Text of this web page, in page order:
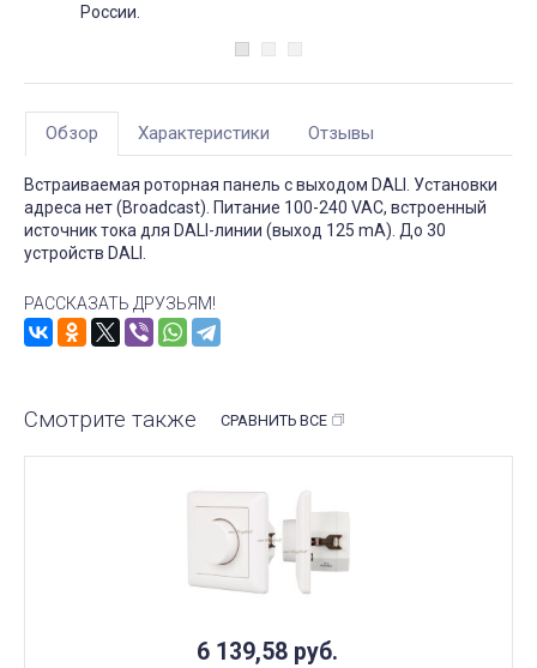
России.
Обзор Характеристики Отзывы
Встраиваемая роторная панель с выходом DALI. Установки
адреса нет (Broadcast). Питание 100-240 VAC, встроенный
источник тока для DALI-линии (выход 125 mA). До 30
устройств DALI.
РАССКАЗАТЬ ДРУЗЬЯМ!
Смотрите также СРАВНИТЬ ВСЕ
6 139,58 руб.